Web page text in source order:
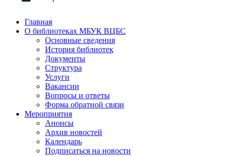
Главная
О библиотеках МБУК ВЦБС
Основные сведения
История библиотек
Документы
Структура
Услуги
Вакансии
Вопросы и ответы
Форма обратной связи
Мероприятия
Анонсы
Архив новостей
Календарь
Подписаться на новости